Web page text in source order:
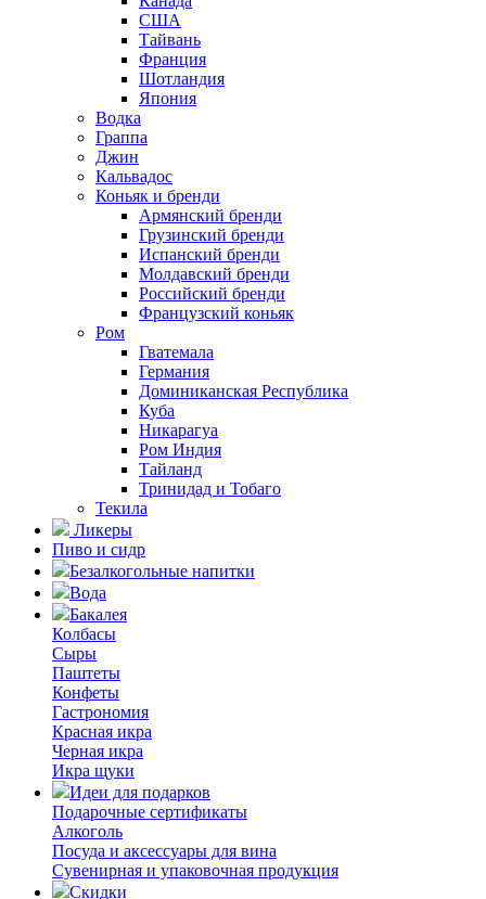
США
Тайвань
Франция
Шотландия
Япония
Водка
Граппа
Джин
Кальвадос
Коньяк и бренди
Армянский бренди
Грузинский бренди
Испанский бренди
Молдавский бренди
Российский бренди
Французский коньяк
Ром
Гватемала
Германия
Доминиканская Республика
Куба
Никарагуа
Ром Индия
Тайланд
Тринидад и Тобаго
Текила
Ликеры
Пиво и сидр
Безалкогольные напитки
Вода
Бакалея
Колбасы
Сыры
Паштеты
Конфеты
Гастрономия
Красная икра
Черная икра
Икра щуки
Идеи для подарков
Подарочные сертификаты
Алкоголь
Посуда и аксессуары для вина
Сувенирная и упаковочная продукция
Скидки